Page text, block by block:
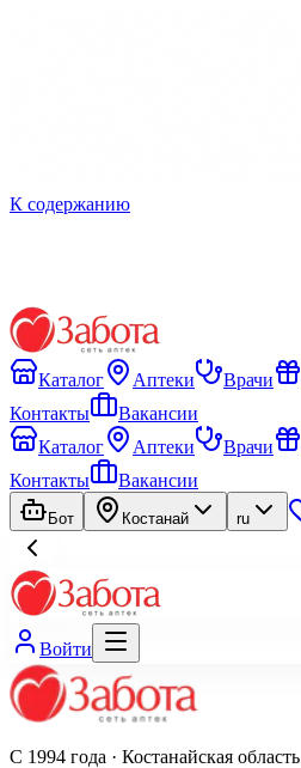
К содержанию
Каталог Аптеки Врачи
Контакты
Вакансии
Каталог
Аптеки Врачи
Контакты
Вакансии
Бот Костанай ru
Войти
С 1994 года · Костанайская область